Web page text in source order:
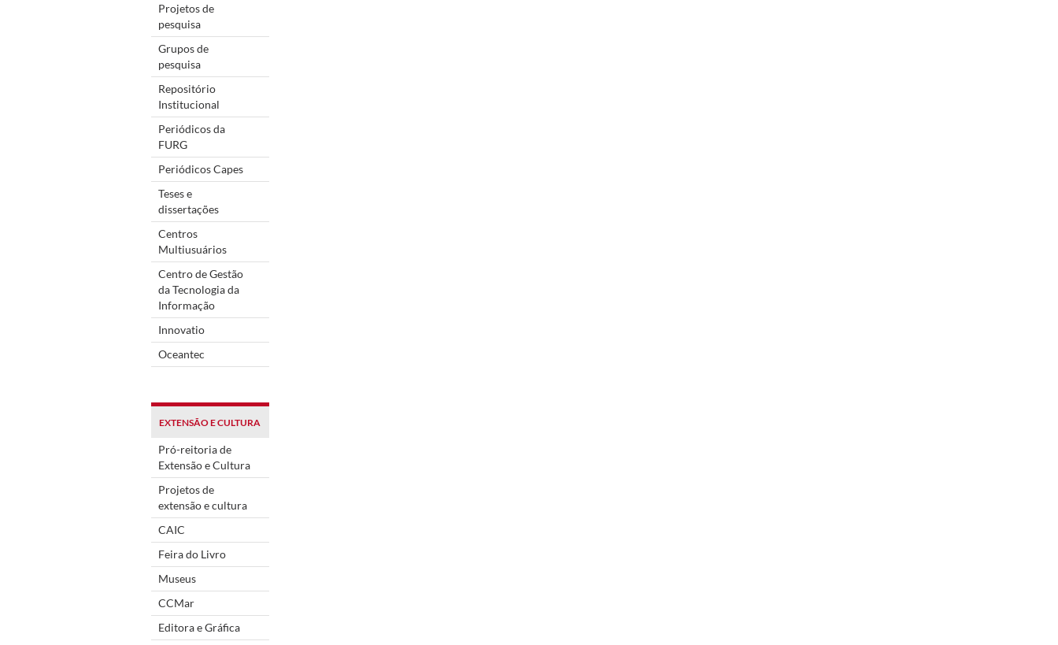
Projetos de
pesquisa
Grupos de
pesquisa
Repositório
Institucional
Periódicos da
FURG
Periódicos Capes
Teses e
dissertações
Centros
Multiusuários
Centro de Gestão
da Tecnologia da
Informação
Innovatio
Oceantec
EXTENSÃO E CULTURA
Pró-reitoria de
Extensão e Cultura
Projetos de
extensão e cultura
CAIC
Feira do Livro
Museus
CCMar
Editora e Gráfica